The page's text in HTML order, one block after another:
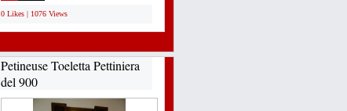
0 Likes | 1076 Views
Petineuse Toeletta Pettiniera
del 900